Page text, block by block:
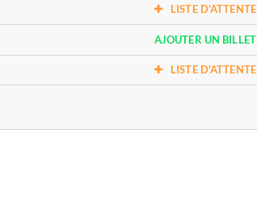
LISTE D'ATTENTE
AJOUTER UN BILLET
LISTE D'ATTENTE